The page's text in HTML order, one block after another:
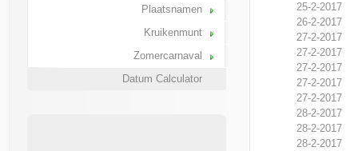
Plaatsnamen
Kruikenmunt
Zomercarnaval
Datum Calculator
25-2-2017
26-2-2017
27-2-2017
27-2-2017
27-2-2017
27-2-2017
27-2-2017
28-2-2017
28-2-2017
28-2-2017